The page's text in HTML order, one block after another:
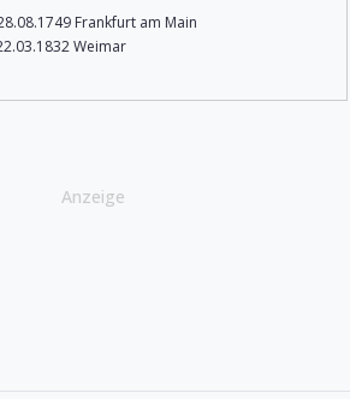
Frankfurt am Main
Weimar
Anzeige